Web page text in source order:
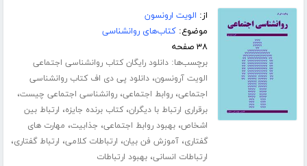
از: الویت ارونسون
موضوع:کتاب‌های روانشناسی
۳۸ صفحه
برچسب‌ها:دانلود رایگان کتاب روانشناسی اجتماعی
الویت آرونسون،دانلود پی دی اف کتاب روانشناسی
اجتماعی،روابط اجتماعی،روانشناسی اجتماعی چیست،
برقراری ارتباط با دیگران،کتاب برنده جایزه، ارتباط بین
اشخاص،بهبود روابط اجتماعی، جذابیت، مهارت های
گفتاری،آموزش فن بیان، ارتباطات کلامی، ارتباط گفتاری،
ارتباطات انسانی،بهبود ارتباطات